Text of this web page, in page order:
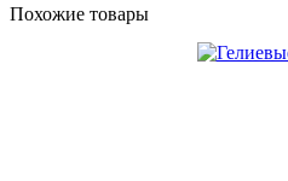
Похожие товары